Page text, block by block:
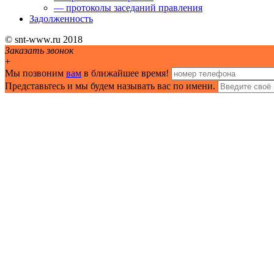
— протоколы заседаний правления
Задолженность
© snt-www.ru 2018
Заказать звонок
+
Мы позвоним вам в ближайшее время!
Представьтесь и мы будем называть вас по имени.